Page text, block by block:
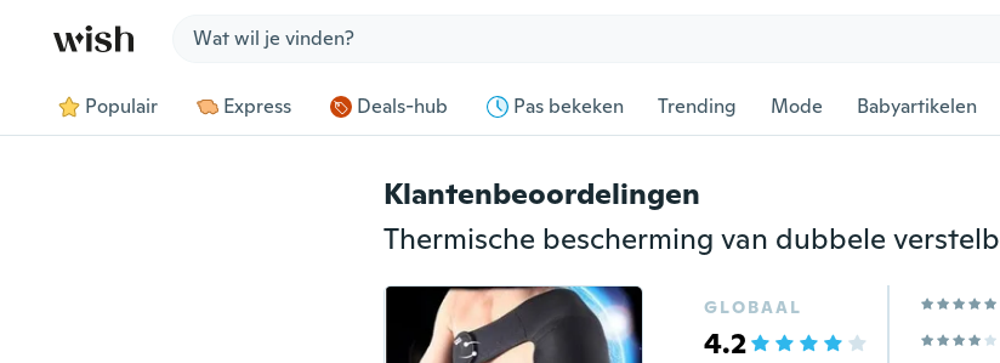
Populair Express Deals-hub Pas bekeken Trending Mode Babyartikelen
Klantenbeoordelingen
GLOBAAL
4.2